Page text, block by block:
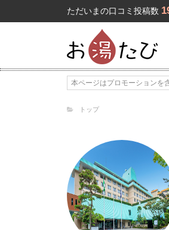
ただいまの口コミ投稿数
本ページはプロモーションを
トップ